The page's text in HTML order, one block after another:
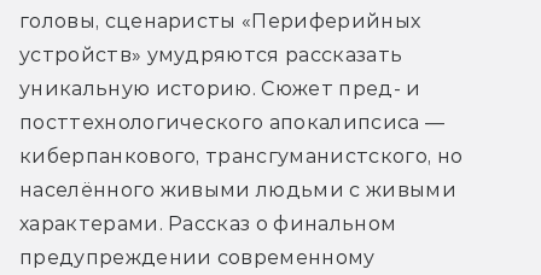
головы, сценаристы «Периферийных
устройств» умудряются рассказать
уникальную историю. Сюжет пред- и
посттехнологического апокалипсиса —
киберпанкового, трансгуманистского, но
населённого живыми людьми с живыми
характерами. Рассказ о финальном
предупреждении современному